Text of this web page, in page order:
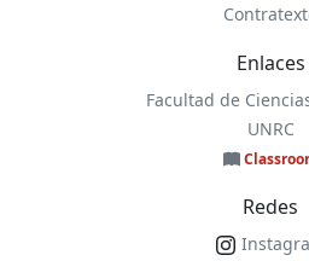
Enlaces
Facultad de
UNRC
Redes